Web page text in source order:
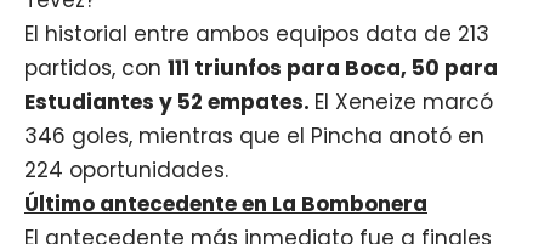
El historial entre ambos equipos data de 213
partidos, con 111 triunfos para Boca, 50 para
Estudiantes y 52 empates. El Xeneize marcó
346 goles, mientras que el Pincha anotó en
224 oportunidades.
Último antecedente en La Bombonera
El antecedente más inmediato fue a finales